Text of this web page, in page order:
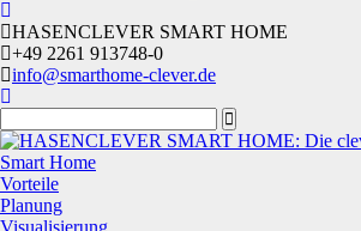
HASENCLEVER SMART HOME
+49 2261 913748-0
info@smarthome-clever.de
Smart Home
Vorteile
Planung
Visualisierung